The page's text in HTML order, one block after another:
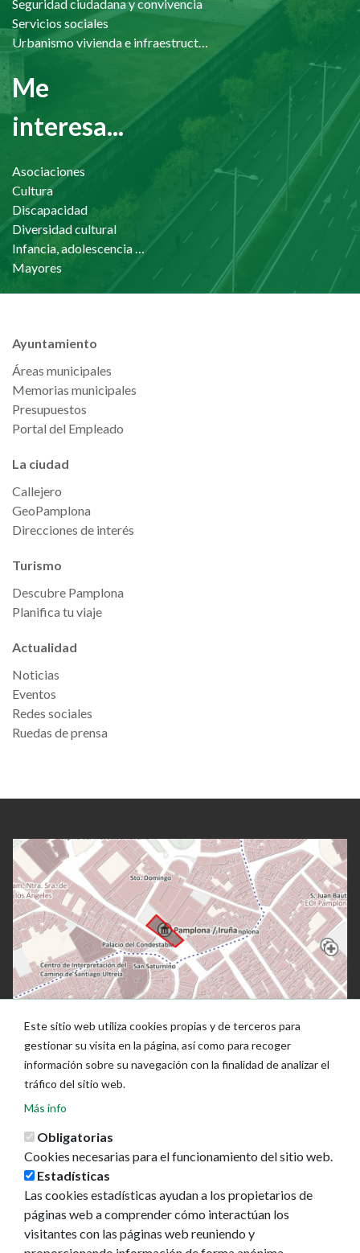
Seguridad ciudadana y convivencia
Servicios sociales
Urbanismo vivienda e infraestructuras
Me
interesa...
Asociaciones
Cultura
Discapacidad
Diversidad cultural
Infancia, adolescencia y familia
Mayores
Ayuntamiento
Áreas municipales
Memorias municipales
Presupuestos
Portal del Empleado
La ciudad
Callejero
GeoPamplona
Direcciones de interés
Turismo
Descubre Pamplona
Planifica tu viaje
Actualidad
Noticias
Eventos
Redes sociales
Ruedas de prensa
Ayuntamiento de Pamplona
Plaza Consistorial, s/n
31001 - Pamplona
Este sitio web utiliza cookies propias y de terceros para
gestionar su visita en la página, así como para recoger
información sobre su navegación con la finalidad de analizar el
tráfico del sitio web.
Más info
Obligatorias
Cookies necesarias para el funcionamiento del sitio web.
Estadísticas
Las cookies estadísticas ayudan a los propietarios de
páginas web a comprender cómo interactúan los
visitantes con las páginas web reuniendo y